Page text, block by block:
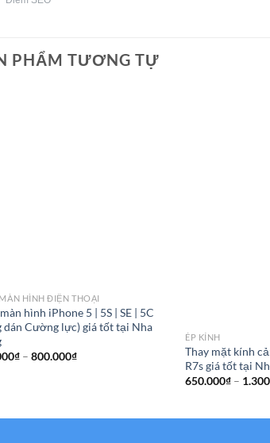
PHẨM TƯƠNG TỰ
HÌNH ĐIỆN THOẠI
hình iPhone 5 | 5S | SE | 5C
dán Cường lực) giá tốt tại Nha
₫ – 800.000₫Khoảng
ÉP KÍNH
Thay mặt kính
R7s giá tốt tại
650.000₫ –